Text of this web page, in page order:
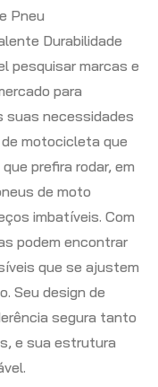
Pneu
Durabilidade
pesquisar marcas e
para
suas necessidades
motocicleta que
prefira rodar, em
de moto
imbatíveis. Com
podem encontrar
que se ajustem
Seu design de
segura tanto
e sua estrutura